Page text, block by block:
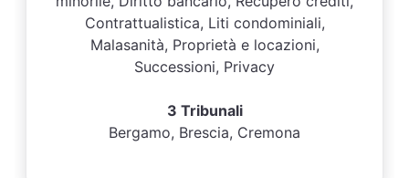
Contrattualistica, Liti condominiali,
Malasanità, Proprietà e locazioni,
Successioni, Privacy
3 Tribunali
Bergamo, Brescia, Cremona